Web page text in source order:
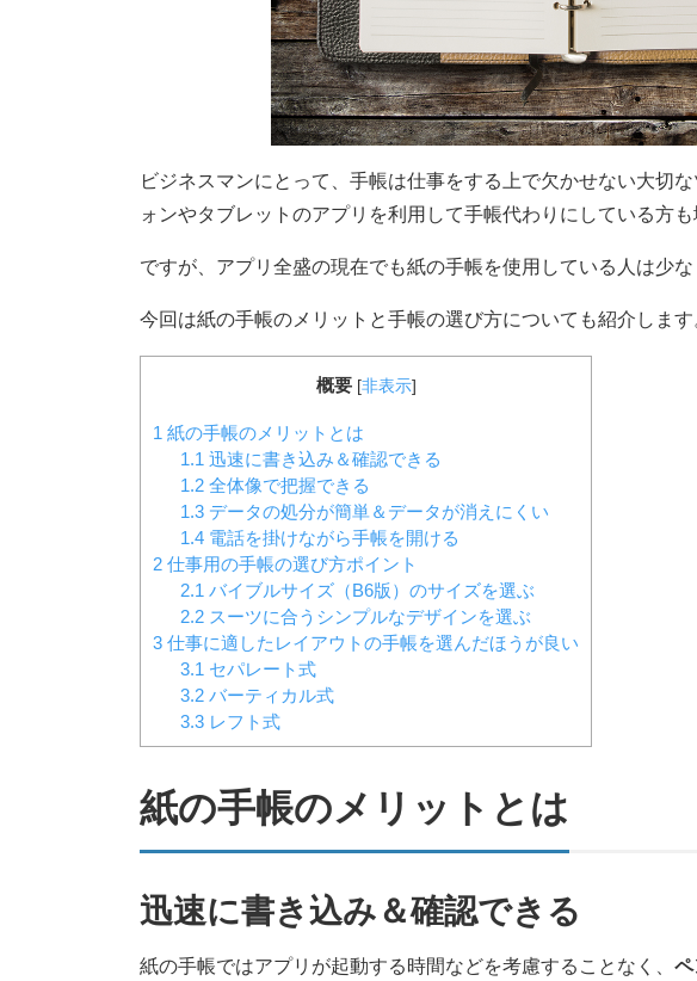
ビジネスマンにとって、手帳は仕事をする上で欠かせない大切
ォンやタブレットのアプリを利用して手帳代わりにしている方も
ですが、アプリ全盛の現在でも紙の手帳を使用している人は少な
今回は紙の手帳のメリットと手帳の選び方についても紹介します
概要 [非表示]
1 紙の手帳のメリットとは
1.1 迅速に書き込み＆確認できる
1.2全体像で把握できる
1.3データの処分が簡単＆データが消えにくい
1.4電話を掛けながら手帳を開ける
2 仕事用の手帳の選び方ポイント
2.1 バイブルサイズ（B6版）のサイズを選ぶ
2.2スーツに合うシンプルなデザインを選ぶ
3 仕事に適したレイアウトの手帳を選んだほうが良い
3.1 セパレート式
3.2バーティカル式
3.3レフト式
紙の手帳のメリットとは
迅速に書き込み＆確認できる
紙の手帳ではアプリが起動する時間などを考慮することなく、 ペ